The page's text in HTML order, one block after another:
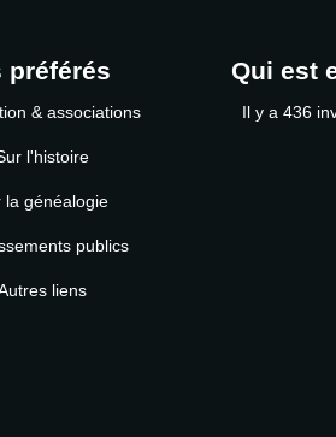
préférés
& associations
l'histoire
la généalogie
publics
liens
Qui est
Il y a 436